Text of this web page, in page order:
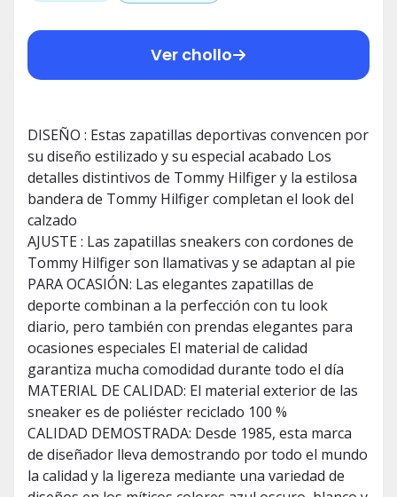
Ver chollo
DISEÑO : Estas zapatillas deportivas convencen por
su diseño estilizado y su especial acabado Los
detalles distintivos de Tommy Hilfiger y la estilosa
bandera de Tommy Hilfiger completan el look del
calzado
AJUSTE : Las zapatillas sneakers con cordones de
Tommy Hilfiger son llamativas y se adaptan al pie
PARA OCASIÓN: Las elegantes zapatillas de
deporte combinan a la perfección con tu look
diario, pero también con prendas elegantes para
ocasiones especiales El material de calidad
garantiza mucha comodidad durante todo el día
MATERIAL DE CALIDAD: El material exterior de las
sneaker es de poliéster reciclado 100 %
CALIDAD DEMOSTRADA: Desde 1985, esta marca
de diseñador lleva demostrando por todo el mundo
la calidad y la ligereza mediante una variedad de